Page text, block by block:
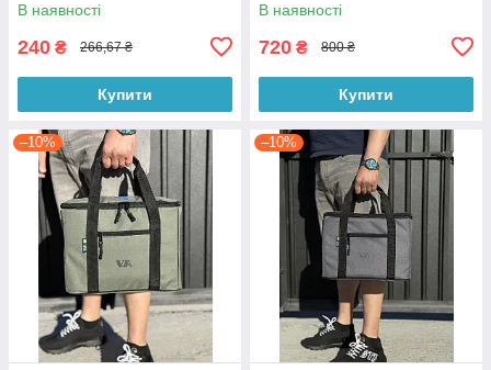
В наявності
240 ₴ 266,67 ₴
Купити
В наявності
720 ₴ 800 ₴
Купити
–10% –10%